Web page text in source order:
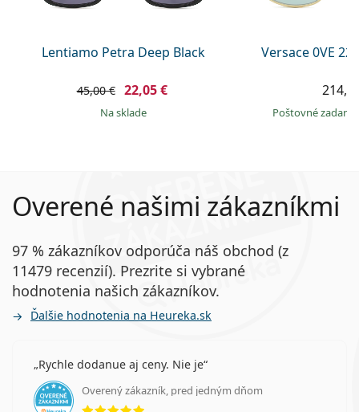
Lentiamo Petra Deep Black
45,00 € 22,05 €
na sklade
Versace 0VE
Poštovné
Overené našimi zákazníkmi
97 % zákazníkov odporúča náš obchod (z
11479 recenzií). Prezrite si vybrané
hodnotenia našich zákazníkov.
Ďalšie hodnotenia na Heureka.sk
Rychle dodanue aj ceny. Nie je
Overený zákazník, pred jedným dňom
hodnotenie 5 z 5